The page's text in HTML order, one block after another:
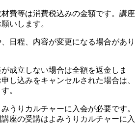
費等は消費税込みの金額です。講座
いします。
日程、内容が変更になる場合があり
成立しない場合は全額を返金しま
し込みをキャンセルされた場合は、
。
うりカルチャーに入会が必要です。
座の受講はよみうりカルチャーに入